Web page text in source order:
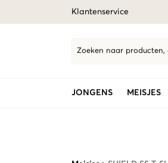
Klantenservice
Zoeken naar producten,
JONGENS MEISJES